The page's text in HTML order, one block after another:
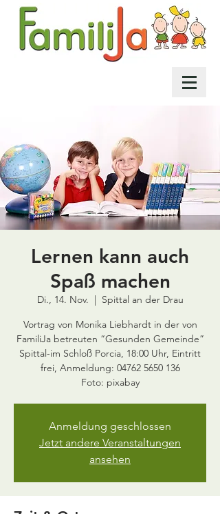
Lernen kann auch
Spaß machen
Di., 14. Nov.
  |
Spittal an der Drau
Vortrag von Monika Liebhardt in der von
FamiliJa betreuten “Gesunden Gemeinde”
Spittal-im Schloß Porcia, 18:00 Uhr, Eintritt
frei, Anmeldung: 04762 5650 136
Foto: pixabay
Anmeldung geschlossen
Jetzt andere Veranstaltungen
ansehen